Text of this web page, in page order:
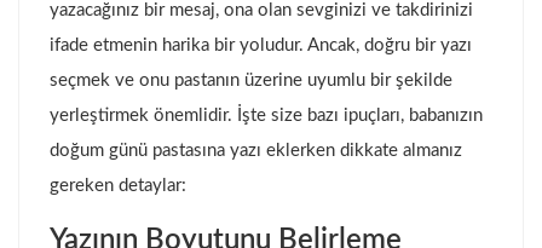
yazacağınız bir mesaj, ona olan sevginizi ve takdirinizi
ifade etmenin harika bir yoludur. Ancak, doğru bir yazı
seçmek ve onu pastanın üzerine uyumlu bir şekilde
yerleştirmek önemlidir. İşte size bazı ipuçları, babanızın
doğum günü pastasına yazı eklerken dikkate almanız
gereken detaylar:
Yazının Boyutunu Belirleme